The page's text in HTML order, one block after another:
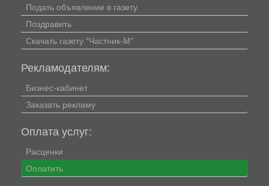
Подать объявление в газету
Поздравить
Скачать газету "Частник-М"
Рекламодателям:
Бизнес-кабинет
Заказать рекламу
Оплата услуг:
Расценки
Оплатить